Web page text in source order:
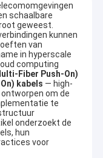
schaalbare
geweest.
kunnen
van
in hyperscale
computing
Fiber Push-On)
kabels — high-
om de
te
onderzoekt de
hun
voor